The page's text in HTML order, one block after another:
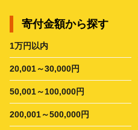
寄付金額から探す
1万円以内
20,001～30,000円
50,001～100,000円
200,001～500,000円